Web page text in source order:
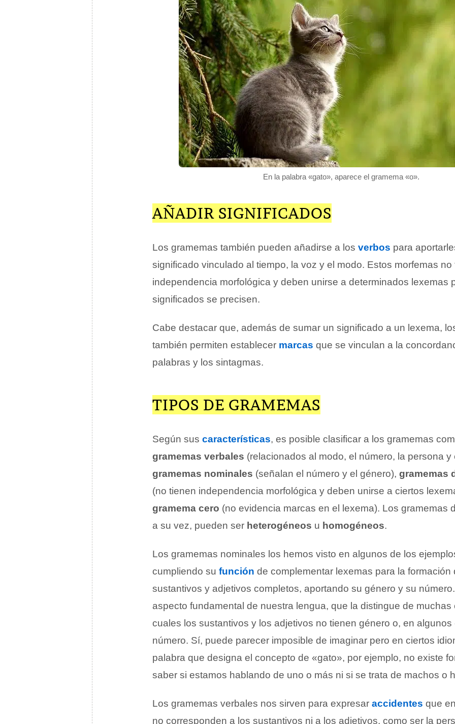
En la palabra «gato», aparece el gramema «o».
AÑADIR SIGNIFICADOS
Los gramemas también pueden añadirse a los verbos para
significado vinculado al tiempo, la voz y el modo. Estos morfemas no
independencia morfológica y deben unirse a determinados lexemas
significados se precisen.
Cabe destacar que, además de sumar un significado a un lexema,
también permiten establecer marcas que se vinculan a la
palabras y los sintagmas.
TIPOS DE GRAMEMAS
Según sus características, es posible clasificar a los gramemas
gramemas verbales (relacionados al modo, el número, la persona y
gramemas nominales (señalan el número y el género), gramemas
(no tienen independencia morfológica y deben unirse a ciertos
gramema cero (no evidencia marcas en el lexema). Los gramemas
a su vez, pueden ser heterogéneos u homogéneos.
Los gramemas nominales los hemos visto en algunos de los
cumpliendo su función de complementar lexemas para la formación
sustantivos y adjetivos completos, aportando su género y su
aspecto fundamental de nuestra lengua, que la distingue de muchas
cuales los sustantivos y los adjetivos no tienen género o, en algunos
número. Sí, puede parecer imposible de imaginar pero en ciertos
palabra que designa el concepto de «gato», por ejemplo, no existe
saber si estamos hablando de uno o más ni si se trata de machos o
Los gramemas verbales nos sirven para expresar accidentes que
no corresponden a los sustantivos ni a los adjetivos, como ser la